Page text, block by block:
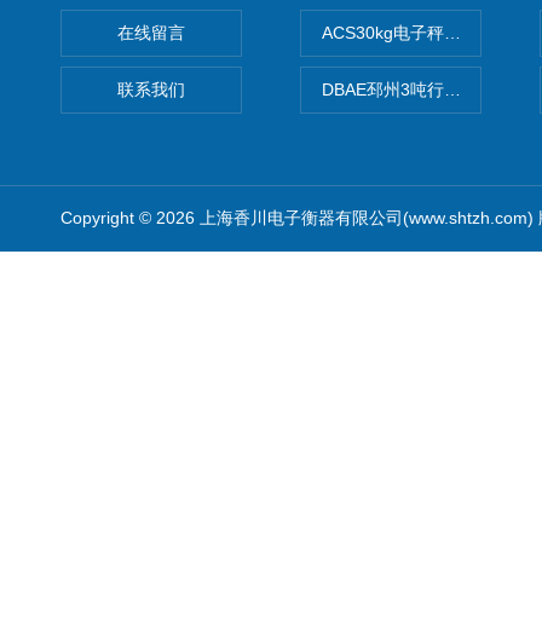
在线留言
联系我们
ACS30kg电子秤价格,30公
DBAE邳州3吨行车电子吊秤
Copyright © 2026 上海香川电子衡器有限公司(www.shtzh.com)